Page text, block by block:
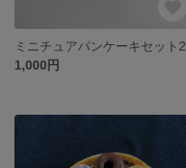
ミニチュアパンケーキセット2
1,000円